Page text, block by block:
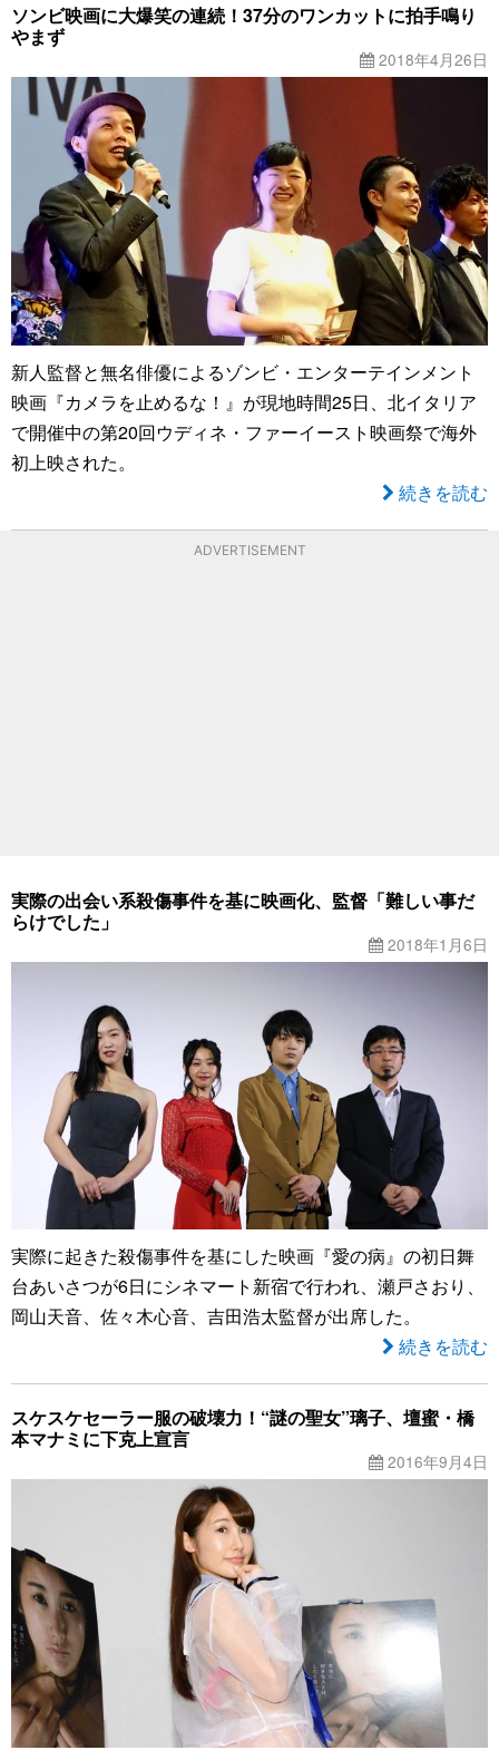
ソンビ映画に大爆笑の連続！37分のワンカットに拍手鳴り
やまず
2018年4月26日
新人監督と無名俳優によるゾンビ・エンターテインメント
映画『カメラを止めるな！』が現地時間25日、北イタリア
で開催中の第20回ウディネ・ファーイースト映画祭で海外
初上映された。
続きを読む
ADVERTISEMENT
実際の出会い系殺傷事件を基に映画化、監督「難しい事だ
らけでした」
2018年1月6日
実際に起きた殺傷事件を基にした映画『愛の病』の初日舞
台あいさつが6日にシネマート新宿で行われ、瀬戸さおり、
岡山天音、佐々木心音、吉田浩太監督が出席した。
続きを読む
スケスケセーラー服の破壊力！“謎の聖女”璃子、壇蜜・橋
本マナミに下克上宣言
2016年9月4日